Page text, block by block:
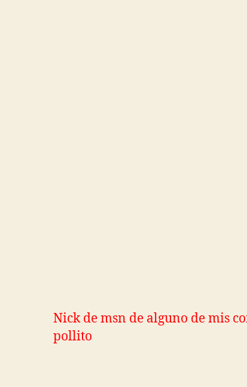
Nick de msn de alguno de mis
pollito